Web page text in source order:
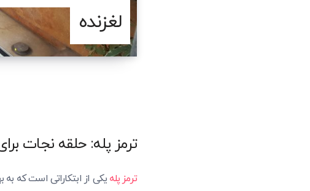
لغزنده
ترمز پله: حلقه نجات
ترمز پله یکی از ابتکاراتی است که